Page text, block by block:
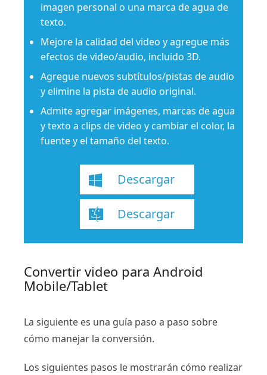
imagen personal o una marca de agua de
texto.
Mejore la calidad del video y agregue más
efectos de video/audio, incluido 3D.
Agregue nuevos subtítulos/pistas de audio
y elimine la pista de audio original.
Admite agregar imágenes, marcas de agua
y texto a clips de video y cambiar el color, la
fuente y el tamaño del texto.
Descargar
Descargar
Convertir video para Android
Mobile/Tablet
La siguiente es una guía paso a paso sobre
cómo manejar la conversión.
Los siguientes pasos le mostrarán cómo realizar